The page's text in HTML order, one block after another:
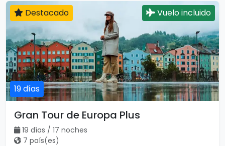
19 días
Destacado Vuelo incluido
Gran Tour de Europa Plus
19 días / 17 noches
7 país(es)